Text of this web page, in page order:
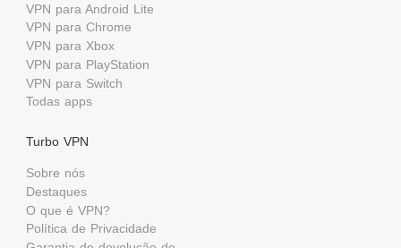
VPN para Android Lite
VPN para Chrome
VPN para Xbox
VPN para PlayStation
VPN para Switch
Todas apps
Turbo VPN
Sobre nós
Destaques
O que é VPN?
Política de Privacidade